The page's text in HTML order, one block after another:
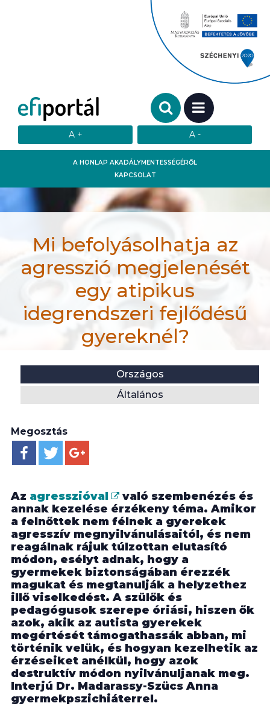
A HONLAP AKADÁLYMENTESSÉGÉRŐL
KAPCSOLAT
Keresendő szó:
MENÜ
Mi befolyásolhatja az
agresszió megjelenését
egy atipikus
idegrendszeri fejlődésű
gyereknél?
efiportal.hu
Hír
Mi befolyásolhatja az agresszió megjelenését egy
Országos
Általános
Megosztás
Az agresszióval
való szembenézés és
annak kezelése érzékeny téma. Amikor
a felnőttek nem félnek a gyerekek
agresszív megnyilvánulásaitól, és nem
reagálnak rájuk túlzottan elutasító
módon, esélyt adnak, hogy a
gyermekek biztonságában érezzék
magukat és megtanulják a helyzethez
illő viselkedést. A szülők és
pedagógusok szerepe óriási, hiszen ők
azok, akik az autista gyerekek
megértését támogathassák abban, mi
történik velük, és hogyan kezelhetik az
érzéseiket anélkül, hogy azok
destruktív módon nyilvánuljanak meg.
Interjú Dr. Madarassy-Szücs Anna
gyermekpszichiáterrel.